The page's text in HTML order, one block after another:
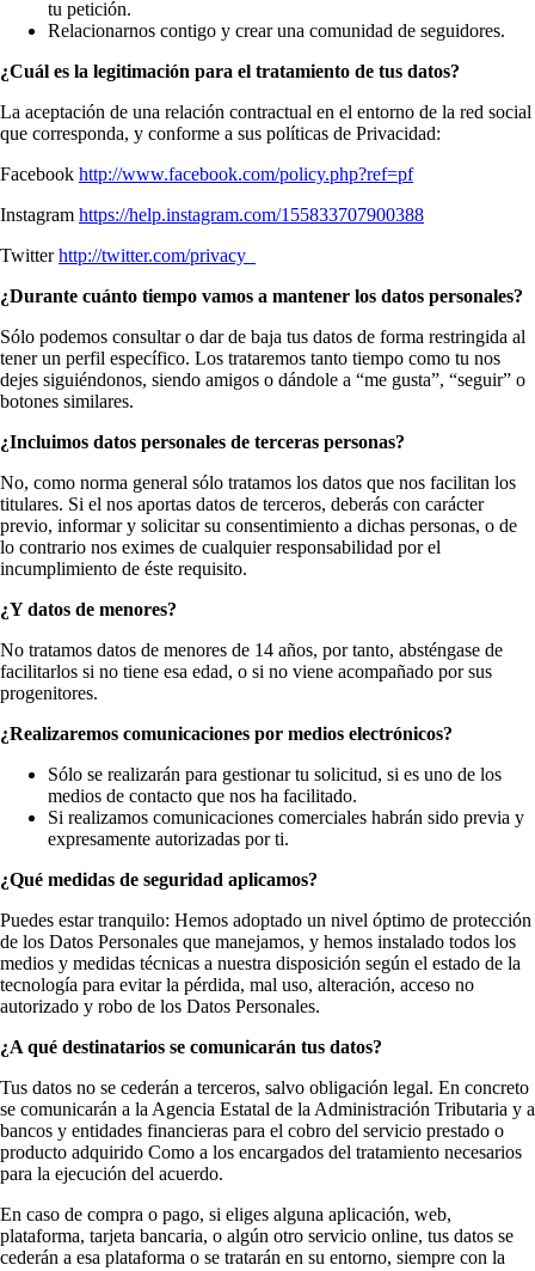
tu petición.
Relacionarnos contigo y crear una comunidad de seguidores.
¿Cuál es la legitimación para el tratamiento de tus datos?
La aceptación de una relación contractual en el entorno de la red social
que corresponda, y conforme a sus políticas de Privacidad:
Facebook http://www.facebook.com/policy.php?ref=pf
Instagram https://help.instagram.com/155833707900388
Twitterhttp://twitter.com/privacy_
¿Durante cuánto tiempo vamos a mantener los datos personales?
Sólo podemos consultar o dar de baja tus datos de forma restringida al
tener un perfil específico. Los trataremos tanto tiempo como tu nos
dejes siguiéndonos, siendo amigos o dándole a “me gusta”, “seguir” o
botones similares.
¿Incluimos datos personales de terceras personas?
No, como norma general sólo tratamos los datos que nos facilitan los
titulares. Si el nos aportas datos de terceros, deberás con carácter
previo, informar y solicitar su consentimiento a dichas personas, o de
lo contrario nos eximes de cualquier responsabilidad por el
incumplimiento de éste requisito.
¿Y datos de menores?
No tratamos datos de menores de 14 años, por tanto, absténgase de
facilitarlos si no tiene esa edad, o si no viene acompañado por sus
progenitores.
¿Realizaremos comunicaciones por medios electrónicos?
Sólo se realizarán para gestionar tu solicitud, si es uno de los
medios de contacto que nos ha facilitado.
Si realizamos comunicaciones comerciales habrán sido previa y
expresamente autorizadas por ti.
¿Qué medidas de seguridad aplicamos?
Puedes estar tranquilo: Hemos adoptado un nivel óptimo de protección
de los Datos Personales que manejamos, y hemos instalado todos los
medios y medidas técnicas a nuestra disposición según el estado de la
tecnología para evitar la pérdida, mal uso, alteración, acceso no
autorizado y robo de los Datos Personales.
¿A qué destinatarios se comunicarán tus datos?
Tus datos no se cederán a terceros, salvo obligación legal. En concreto
se comunicarán a la Agencia Estatal de la Administración Tributaria y a
bancos y entidades financieras para el cobro del servicio prestado o
producto adquirido Como a los encargados del tratamiento necesarios
para la ejecución del acuerdo.
En caso de compra o pago, si eliges alguna aplicación, web,
plataforma, tarjeta bancaria, o algún otro servicio online, tus datos se
cederán a esa plataforma o se tratarán en su entorno, siempre con la